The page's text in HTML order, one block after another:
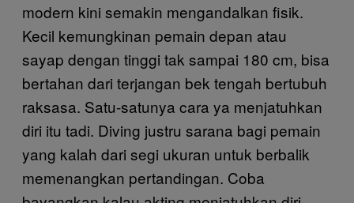
modern kini semakin mengandalkan fisik.
Kecil kemungkinan pemain depan atau
sayap dengan tinggi tak sampai 180 cm, bisa
bertahan dari terjangan bek tengah bertubuh
raksasa. Satu-satunya cara ya menjatuhkan
diri itu tadi. Diving justru sarana bagi pemain
yang kalah dari segi ukuran untuk berbalik
memenangkan pertandingan. Coba